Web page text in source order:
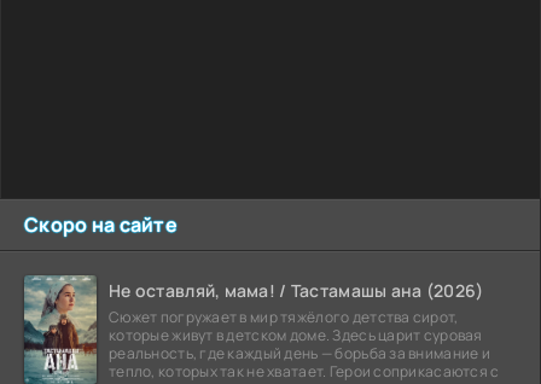
Скоро на сайте
Не оставляй, мама! / Тастамашы ана (2026)
Сюжет погружает в мир тяжёлого детства сирот,
которые живут в детском доме. Здесь царит суровая
реальность, где каждый день — борьба за внимание и
тепло, которых так не хватает. Герои соприкасаются с